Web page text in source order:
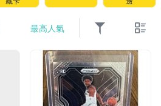
最高人氣